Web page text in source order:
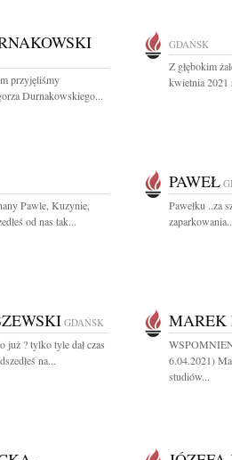
przyjęliśmy
Durnakowskiego...
GDAŃSK
Z głębokim
kwietnia 2021
Pawle, Kuzynie,
od nas tak...
PAWEŁ
Pawełku ..za
GDAŃSK
już ? tylko tyle dał czas
na...
MAREK
6.04.2021)
studiów...